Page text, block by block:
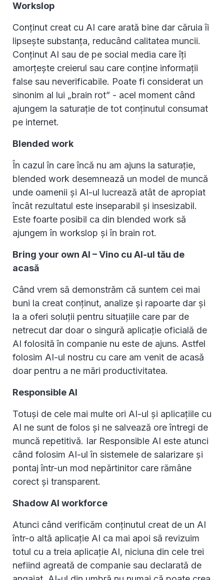
Workslop
Conținut creat cu AI care arată bine dar căruia îi
lipsește substanța, reducând calitatea muncii.
Conținut AI sau de pe social media care îți
amorțește creierul sau care conține informații
false sau neverificabile. Poate fi considerat un
sinonim al lui „brain rot” - acel moment când
ajungem la saturație de tot conținutul consumat
pe internet.
Blended work
În cazul în care încă nu am ajuns la saturație,
blended work desemnează un model de muncă
unde oamenii și AI-ul lucrează atât de apropiat
încât rezultatul este inseparabil și insesizabil.
Este foarte posibil ca din blended work să
ajungem în workslop și în brain rot.
Bring your own AI – Vino cu AI-ul tău de
acasă
Când vrem să demonstrăm că suntem cei mai
buni la creat conținut, analize și rapoarte dar și
la a oferi soluții pentru situațiile care par de
netrecut dar doar o singură aplicație oficială de
AI folosită în companie nu este de ajuns. Astfel
folosim AI-ul nostru cu care am venit de acasă
doar pentru a ne mări productivitatea.
Responsible AI
Totuși de cele mai multe ori AI-ul și aplicațiile cu
AI ne sunt de folos și ne salvează ore întregi de
muncă repetitivă. Iar Responsible AI este atunci
când folosim AI-ul în sistemele de salarizare și
pontaj într-un mod nepărtinitor care rămâne
corect și transparent.
Shadow AI workforce
Atunci când verificăm conținutul creat de un AI
într-o altă aplicație AI ca mai apoi să revizuim
totul cu a treia aplicație AI, niciuna din cele trei
nefiind agreată de companie sau declarată de